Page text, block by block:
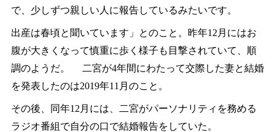
で、少しずつ親しい人に報告しているみたいです。
出産は春頃と聞いています」とのこと。昨年12月にはお
腹が大きくなって慎重に歩く様子も目撃されていて、順
調のようだ。 二宮が4年間にわたって交際した妻と結婚
を発表したのは2019年11月のこと。
その後、同年12月には、二宮がパーソナリティを務める
ラジオ番組で自分の口で結婚報告をしていた。